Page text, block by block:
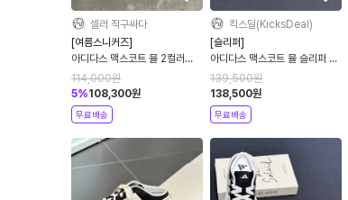
셀러 직구싸다
[여름스니커즈]
아디다스 맥스코트 뮬 2컬러
HQ9514 LA4473
114,000원
5%108,300원
무료배송
킥스딜(KicksDeal)
[슬리퍼]
아디다스 맥스코트 뮬 슬리퍼 화
이트 블랙 신상 HQ9514
LA4473
139,500원
138,500원
무료배송